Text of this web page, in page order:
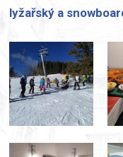
lyžařský a